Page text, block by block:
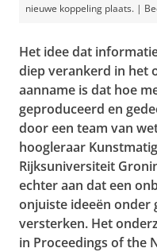
nieuwe koppeling plaats. |
Het idee dat
diep verankerd in het
aanname is dat hoe
geproduceerd en
door een team van
hoogleraar
Rijksuniversiteit
echter aan dat een
onjuiste ideeën onder
versterken. Het
in Proceedings of the